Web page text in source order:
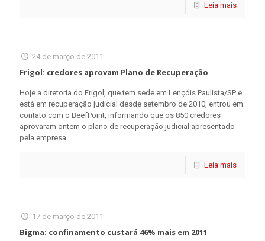
Leia mais
24 de março de 2011
Frigol: credores aprovam Plano de Recuperação
Hoje a diretoria do Frigol, que tem sede em Lençóis Paulista/SP e
está em recuperação judicial desde setembro de 2010, entrou em
contato com o BeefPoint, informando que os 850 credores
aprovaram ontem o plano de recuperação judicial apresentado
pela empresa.
Leia mais
17 de março de 2011
Bigma: confinamento custará 46% mais em 2011